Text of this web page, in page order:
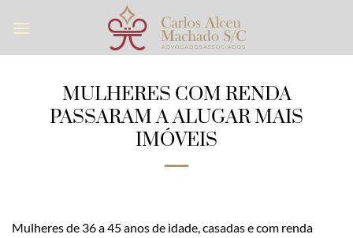
MULHERES COM RENDA
PASSARAM A ALUGAR MAIS
IMÓVEIS
Mulheres de 36 a 45 anos de idade, casadas e com renda